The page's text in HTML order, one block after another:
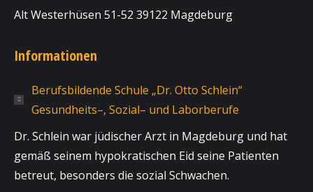
Alt Westerhüsen 51-52 39122 Magdeburg
Informationen
Berufsbildende Schule „Dr. Otto Schlein“
Gesundheits–, Sozial– und Laborberufe
Dr. Schlein war jüdischer Arzt in Magdeburg und hat
gemäß seinem hypokratischen Eid seine Patienten
betreut, besonders die sozial Schwachen.